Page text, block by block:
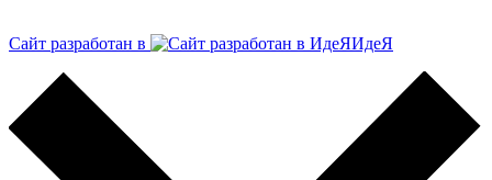
Сайт разработан в ИдеЯ